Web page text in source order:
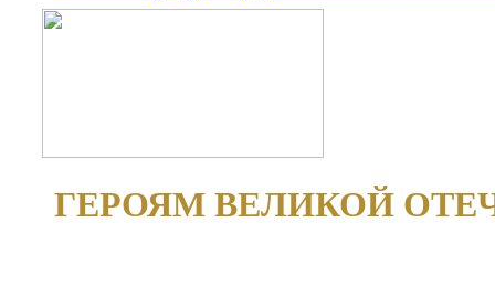
ГЕРОЯМ ВЕЛИКОЙ